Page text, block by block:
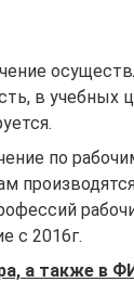
в учебных
по
с 2016г.
а также в